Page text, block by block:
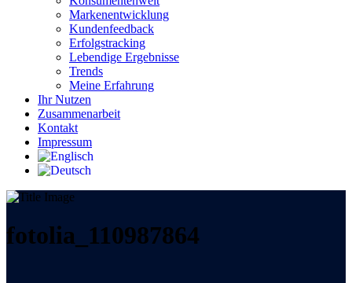
Markenentwicklung
Kundenfeedback
Erfolgstracking
Lebendige Ergebnisse
Trends
Meine Erfahrung
Ihr Nutzen
Zusammenarbeit
Kontakt
Impressum
fotolia_110987864